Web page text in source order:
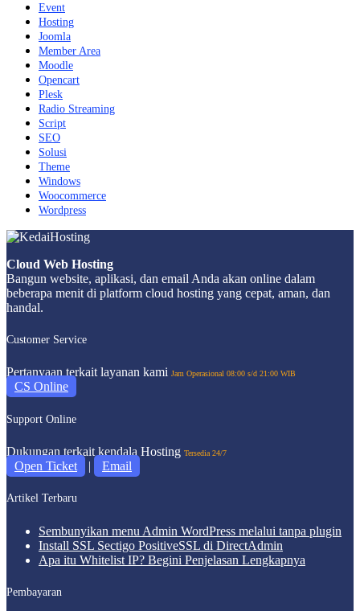
Event
Hosting
Joomla
Member Area
Moodle
Opencart
Plesk
Radio Streaming
Script
SEO
Solusi
Theme
Windows
Woocommerce
Wordpress
Cloud Web Hosting
Bangun website, aplikasi, dan email Anda akan online dalam
beberapa menit di platform cloud hosting yang cepat, aman, dan
handal.
Customer Service
Pertanyaan terkait layanan kami Jam Operasional 08:00 s/d 21:00 WIB
CS Online
Support Online
Dukungan terkait kendala Hosting Tersedia 24/7
Open Ticket | Email
Artikel Terbaru
Sembunyikan menu Admin WordPress melalui tanpa plugin
Install SSL Sectigo PositiveSSL di DirectAdmin
Apa itu Whitelist IP? Begini Penjelasan Lengkapnya
Pembayaran